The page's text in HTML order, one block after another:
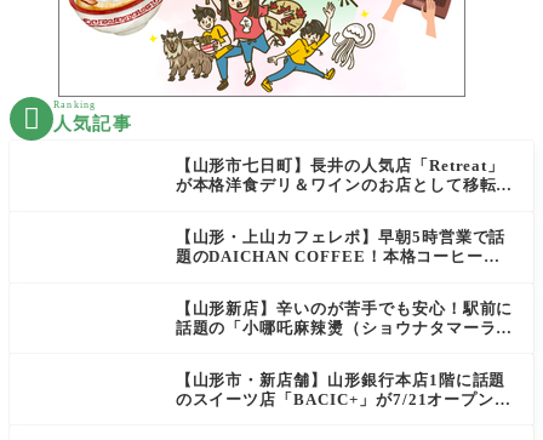
 Ranking
人気記事
【山形市七日町】長井の人気店「Retreat」
が本格洋食デリ＆ワインのお店として移転オ
【山形・上山カフェレポ】早朝5時営業で話
題のDAICHAN COFFEE！本格コーヒーを
【山形新店】辛いのが苦手でも安心！駅前に
話題の「小哪吒麻辣燙（ショウナタマーラー
【山形市・新店舗】山形銀行本店1階に話題
のスイーツ店「BACIC+」が7/21オープン！